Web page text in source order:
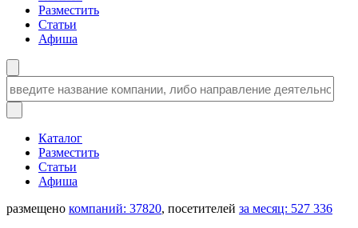
Разместить
Статьи
Афиша
Каталог
Разместить
Статьи
Афиша
размещено компаний: 37820, посетителей за месяц: 527 336